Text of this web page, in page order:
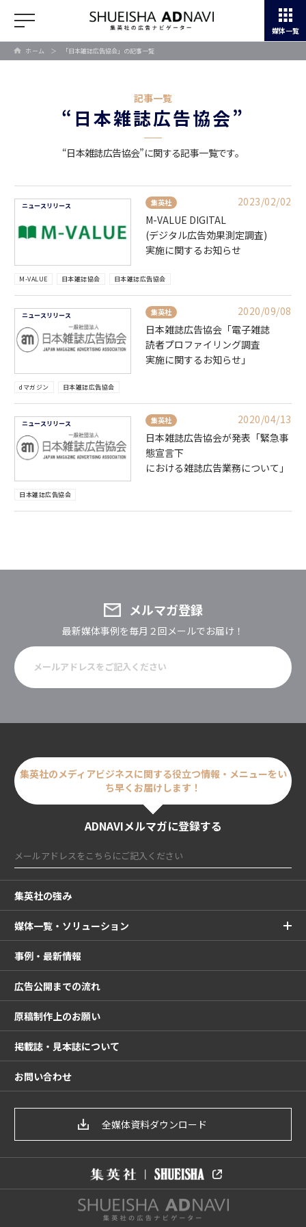
媒体一覧
ホーム ＞ 「日本雑誌広告協会」の記事一覧
記事一覧
“日本雑誌広告協会”
“日本雑誌広告協会”に関する記事一覧です。
ニュースリリース 集英社
2023/02/02
M-VALUE DIGITAL
(デジタル広告効果測定調査)
実施に関するお知らせ
M-VALUE 日本雑誌協会 日本雑誌広告協会
ニュースリリース 集英社
2020/09/08
日本雑誌広告協会「電子雑誌
読者プロファイリング調査
実施に関するお知らせ」
dマガジン 日本雑誌広告協会
ニュースリリース 集英社
2020/04/13
日本雑誌広告協会が発表「緊急事
態宣言下
における雑誌広告業務について」
日本雑誌広告協会
メルマガ登録
最新媒体事例を毎月２回メールでお届け！
集英社のメディアビジネスに関する役立つ情報・メニューをい
ち早くお届けします！
ADNAVIメルマガに登録する
集英社の強み
媒体一覧・ソリューション
事例・最新情報
広告公開までの流れ
原稿制作上のお願い
掲載誌・見本誌について
お問い合わせ
全媒体資料ダウンロード